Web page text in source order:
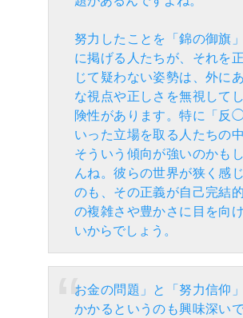
努力したことを「錦の御旗
に掲げる人たちが、それを
じて疑わない姿勢は、外に
な視点や正しさを無視して
険性があります。特に「反
いった立場を取る人たちの中
そういう傾向が強いのかも
んね。彼らの世界が狭く感
のも、その正義が自己完結
の複雑さや豊かさに目を向
いからでしょう。
お金の問題」と「努力信仰
かかるというのも興味深いで